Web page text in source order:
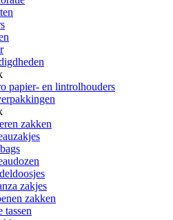
papier- en lintrolhouders
zakken
zakjes
zakken
tassen